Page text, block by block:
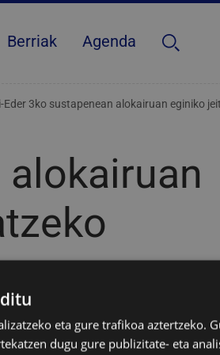
Berriak Agenda
Eder 3ko sustapenean alokairuan eginiko
eta gure trafikoa aztertzeko.
dugu gure publizitate- eta